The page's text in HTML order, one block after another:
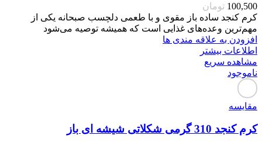
100,500 تومان
کرم کنجد ساده باز مقوی و با طعمی دلچسب صبحانه یکی از
مهم‌ترین وعده‌های غذایی است که همیشه توصیه می‌شود
افزودن به علاقه مندی ها
اطلاعات بیشتر
مشاهده سریع
ناموجود
مقایسه
کرم کنجد 310 گرمی شکلاتی شیشه ای باز